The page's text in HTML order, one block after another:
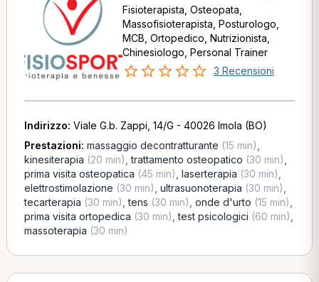
Fisioterapista, Osteopata,
Massofisioterapista, Posturologo,
MCB, Ortopedico, Nutrizionista,
Chinesiologo, Personal Trainer
3 Recensioni
Indirizzo: Viale G.b. Zappi, 14/G - 40026 Imola (BO)
Prestazioni: massaggio decontratturante (15 min)
kinesiterapia (20 min) ,trattamento osteopatico (30 min)
prima visita osteopatica (45 min) laserterapia (30 min)
elettrostimolazione (30 min) ultrasuonoterapia (30 min)
tecarterapia (30 min) ,tens (30 min) onde d'urto (15 min)
prima visita ortopedica (30 min) ,test psicologici (60 min)
massoterapia (30 min)